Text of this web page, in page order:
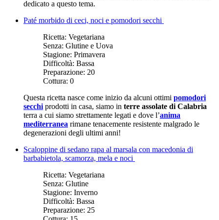
dedicato a questo tema.
Paté morbido di ceci, noci e pomodori secchi
Ricetta: Vegetariana
Senza: Glutine e Uova
Stagione: Primavera
Difficoltà: Bassa
Preparazione: 20
Cottura: 0
Questa ricetta nasce come inizio da alcuni ottimi pomodori
secchi prodotti in casa, siamo in terre assolate di Calabria
terra a cui siamo strettamente legati e dove l’anima
mediterranea rimane tenacemente resistente malgrado le
degenerazioni degli ultimi anni!
Scaloppine di sedano rapa al marsala con macedonia di
barbabietola, scamorza, mela e noci
Ricetta: Vegetariana
Senza: Glutine
Stagione: Inverno
Difficoltà: Bassa
Preparazione: 25